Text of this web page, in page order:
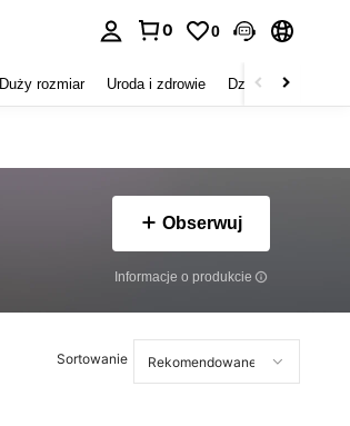
0 0
Duży rozmiar Uroda i zdrowie Dzieci
Obserwuj
Informacje o produkcie
Sortowanie